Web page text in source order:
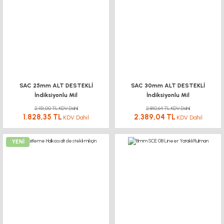
SAC 25mm ALT DESTEKLİ
İndiksiyonlu Mil
2.151,00 TL KDV Dahil
1.828,35 TL KDV Dahil
SAC 30mm ALT DESTEKLİ
İndiksiyonlu Mil
2.810,64 TL KDV Dahil
2.389,04 TL KDV Dahil
YENİ